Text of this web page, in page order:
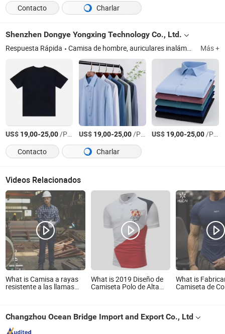
Contacto
Charlar
Shenzhen Dongye Yongxing Technology Co., Ltd.
Respuesta Rápida Camisa de hombre, auriculares inalámbricos, perfume, zapatos Más +
US$ 19,00-25,00/Pieza US$ 19,00-25,00/Pieza US$ 19,00-25,00/Pieza
Contacto
Charlar
Videos Relacionados
What is Camisa a rayas
resistente a las llamas
para soldadura y
What is 2019 Diseño de
Camiseta Polo de Alta
para Hombres 100%
What is
Camiseta de
Personalizada
Changzhou Ocean Bridge Import and Export Co., Ltd